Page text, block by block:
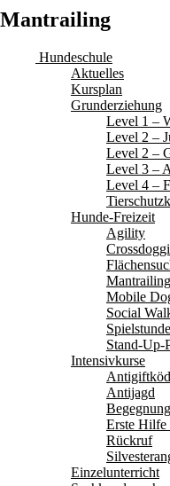
Mantrailing
Hundeschule
Aktuelles
Kursplan
Grunderziehung
Level 1 –
Level 2 –
Level 2 –
Level 3 –
Level 4 –
Hunde-Freizeit
Agility
Mantrailing
Mobile
Stand-Up-
Intensivkurse
Antijagd
Erste Hilfe
Rückruf
Einzelunterricht